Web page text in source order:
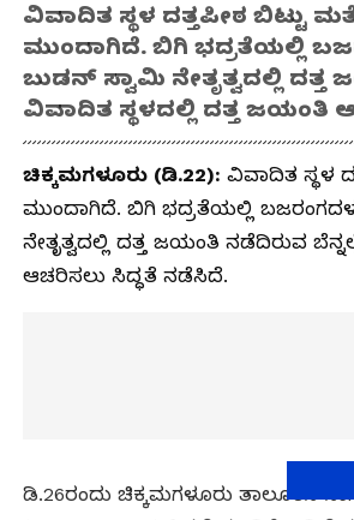
ವಿವಾದಿತ ಸ್ಥಳ ದತ್ತಪೀಠ ಬಿಟ್ಟು
ಮುಂದಾಗಿದೆ. ಬಿಗಿ ಭದ್ರತೆಯಲ್ಲಿ
ಬುಡನ್ ಸ್ವಾಮಿ ನೇತೃತ್ವದಲ್ಲಿ ದತ್ತ
ವಿವಾದಿತ ಸ್ಥಳದಲ್ಲಿ ದತ್ತ ಜಯಂತಿ
ಚಿಕ್ಕಮಗಳೂರು (ಡಿ.22): ವಿವಾದಿತ ಸ್ಥಳ
ಮುಂದಾಗಿದೆ. ಬಿಗಿ ಭದ್ರತೆಯಲ್ಲಿ
ನೇತೃತ್ವದಲ್ಲಿ ದತ್ತ ಜಯಂತಿ ನಡೆದಿರುವ
ಆಚರಿಸಲು ಸಿದ್ಧತೆ ನಡೆಸಿದೆ.
ಡಿ.26ರಂದು ಚಿಕ್ಕಮಗಳೂರು ತಾಲೂಕಿನ